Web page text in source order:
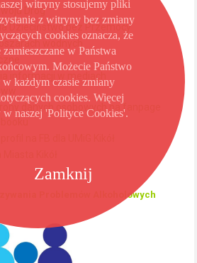
Dróg
Dzieciństwo bez Przemocy
wodnych
informacji w mediach
danych osobowych na fanpage
na FB dla UMiG Kikół
Kikół
Problemów Alkoholowych
Zamknij
witryny stosujemy pliki
z witryny bez zmiany
cookies oznacza, że
zamieszczane w Państwa
Możecie Państwo
w każdym czasie zmiany
cookies. Więcej
w naszej 'Polityce Cookies'.